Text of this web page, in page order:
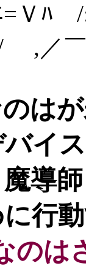
ﾊ /
￣
は
イ
導
行
のは